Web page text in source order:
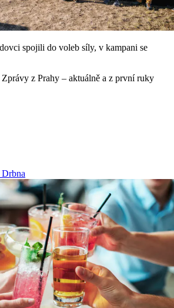
spojili do voleb síly, v kampani se
Zprávy z Prahy – aktuálně a z první ruky
Drbna